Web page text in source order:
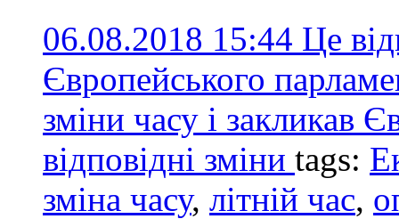
06.08.2018 15:44 Це
Європейського
зміни часу і закликав
відповідні зміни tags:
зміна часу, літній час,